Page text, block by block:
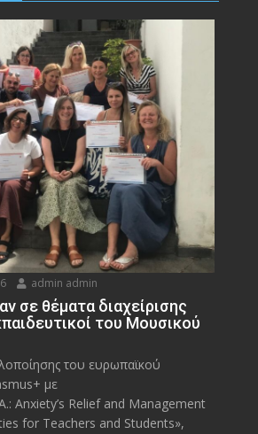
admin admin
σε θέματα διαχείρισης
του Μουσικού
του ευρωπαϊκού
με
Anxiety’s Relief and Management
for Teachers and Students»,